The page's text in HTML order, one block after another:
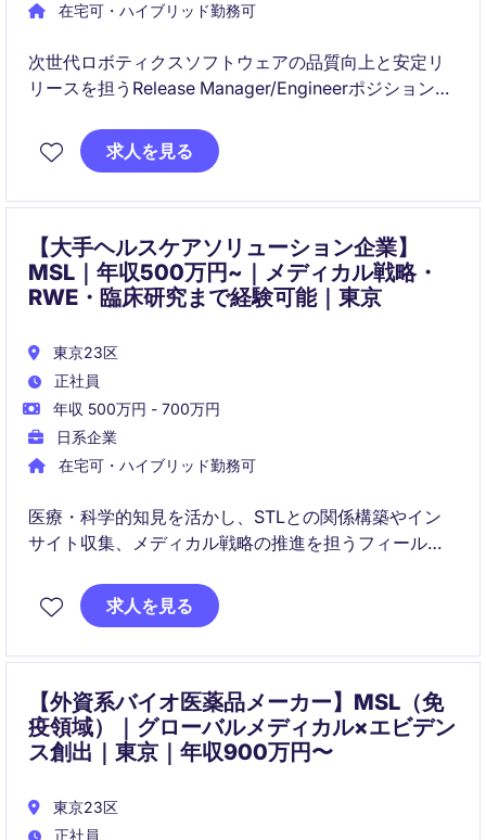
在宅可・ハイブリッド勤務可
次世代ロボティクスソフトウェアの品質向上と安定リ
リースを担うRelease Manager/Engineerポジションで
開発まで幅広く担当し、プロダクト成長を支える重要
な役割を担います。
求人を見る
【大手ヘルスケアソリューション企業】
MSL｜年収500万円~｜メディカル戦略・
RWE・臨床研究まで経験可能｜東京
東京23区
正社員
年収 500万円 - 700万円
日系企業
在宅可・ハイブリッド勤務可
医療・科学的知見を活かし、STLとの関係構築やイン
サイト収集、メディカル戦略の推進を担うフィールド
一般的なMSL活動だけでなく、RWE創出や臨床研究支
求人を見る
【外資系バイオ医薬品メーカー】MSL（免
疫領域）｜グローバルメディカル×エビデン
ス創出｜東京｜年収900万円〜
東京23区
正社員